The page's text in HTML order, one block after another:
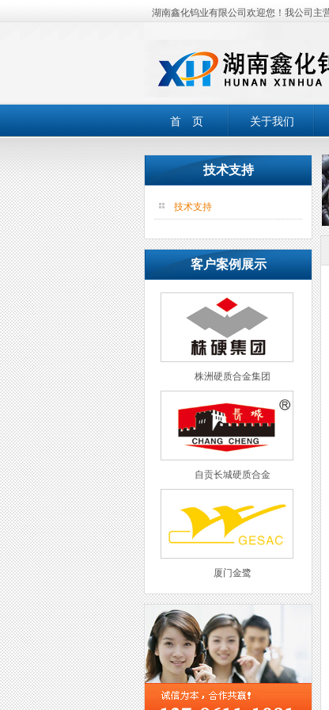
湖南鑫化钨业有限公司欢迎您！我公司主
首 页 关于我们
技术支持
技术支持
客户案例展示
株洲硬质合金集团
自贡长城硬质合金
厦门金鹭
西工集团